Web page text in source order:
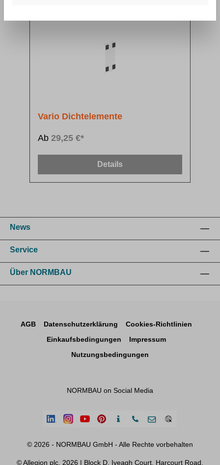
Vario Dichtelemente
Ab 29,25 €*
Details
News
Service
Über NORMBAU
AGB Datenschutzerklärung
Cookies-Richtlinien
Einkaufsbedingungen
Impressum
Nutzungsbedingungen
NORMBAU on Social Media
© 2026 - NORMBAU GmbH - Alle Rechte vorbehalten
© Allegion plc, 2026 | Block D, Iveagh Court, Harcourt Road,